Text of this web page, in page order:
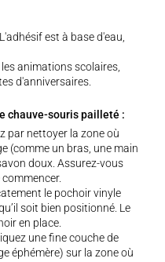
est à base d'eau,
animations scolaires,
d'anniversaires.
chauve-souris pailleté :
par nettoyer la zone où
(comme un bras, une main
doux. Assurez-vous
le pochoir vinyle
soit bien positionné. Le
en place.
une fine couche de
éphémère) sur la zone où